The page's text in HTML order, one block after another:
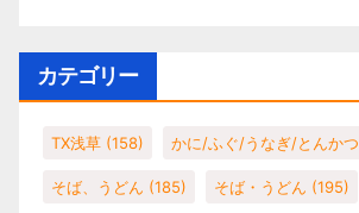
カテゴリー
TX浅草 (158) かに/ふぐ/うなぎ/とんかつ
そば、うどん (185) そば・うどん (195)